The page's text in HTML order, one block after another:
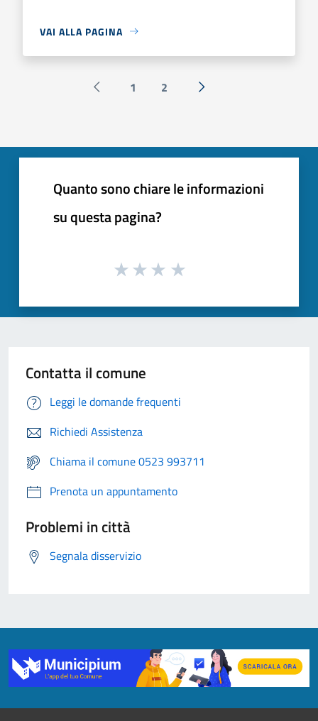
VAI ALLA PAGINA
Pagina precedente
1 2 Successiva »
Quanto sono chiare le informazioni
su questa pagina?
Contatta il comune
Leggi le domande frequenti
Richiedi Assistenza
Chiama il comune 0523 993711
Prenota un appuntamento
Problemi in città
Segnala disservizio